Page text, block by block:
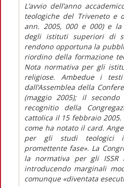
L’avvio dell’anno
teologiche del Triveneto e
ann. 2005, 000 e 000) e
degli istituti superiori di
rendono opportuna la
riordino della formazione
Nota normativa per gli
religiose. Ambedue i
dall’Assemblea della
(maggio 2005); il
recognitio della
cattolica il 15 febbraio 2005.
come ha notato il card.
per gli studi teologici
promettente fase». La
la normativa per gli ISSR
introducendo marginali
comunque «diventata